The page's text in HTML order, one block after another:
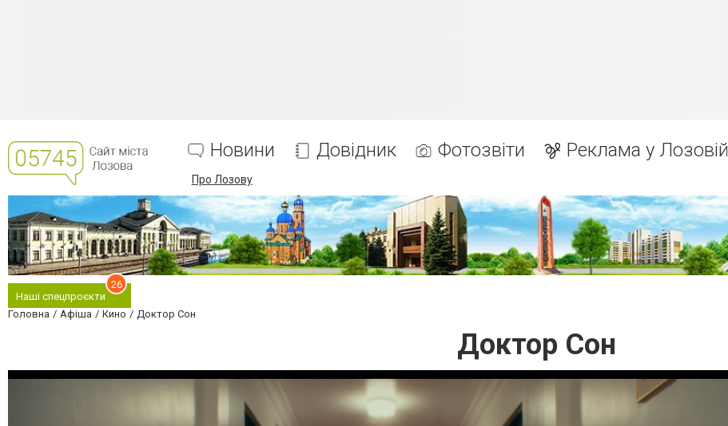
Новини Довідник Фотозвіти Реклама у Лозовій
Про Лозову
Наші спецпроєкти
26
Головна Афіша Кино Доктор Сон
Доктор Сон